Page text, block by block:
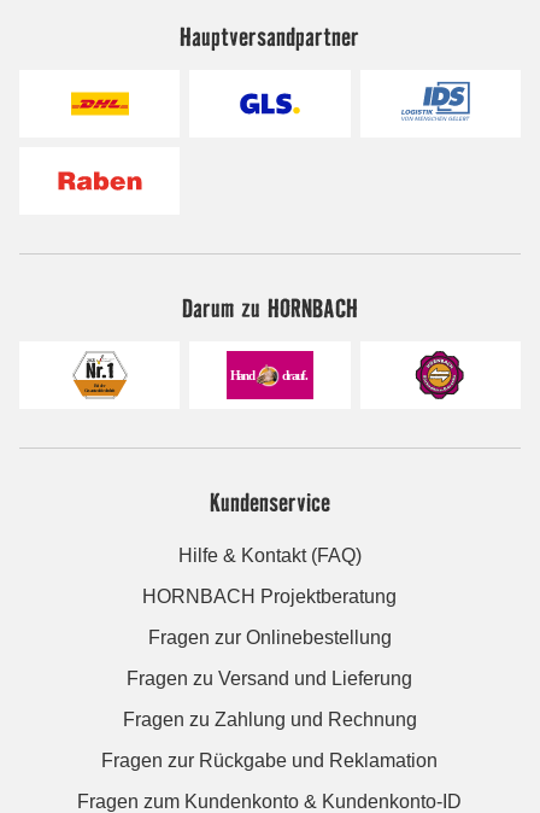
Hauptversandpartner
Darum zu HORNBACH
Kundenservice
Hilfe & Kontakt (FAQ)
HORNBACH Projektberatung
Fragen zur Onlinebestellung
Fragen zu Versand und Lieferung
Fragen zu Zahlung und Rechnung
Fragen zur Rückgabe und Reklamation
Fragen zum Kundenkonto & Kundenkonto-ID